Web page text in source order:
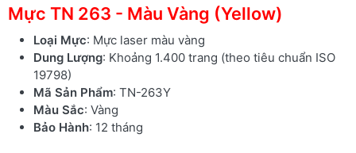
Mực TN 263 - Màu Vàng (Yellow)
Loại Mực: Mực laser màu vàng
Dung Lượng: Khoảng 1.400 trang (theo tiêu chuẩn ISO
19798)
Mã Sản Phẩm: TN-263Y
Màu Sắc: Vàng
Bảo Hành: 12 tháng